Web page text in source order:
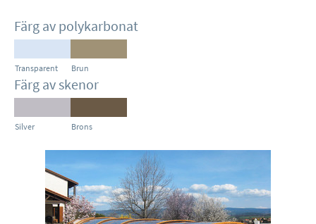
Färg av polykarbonat
Transparent Brun
Färg av skenor
Silver Brons